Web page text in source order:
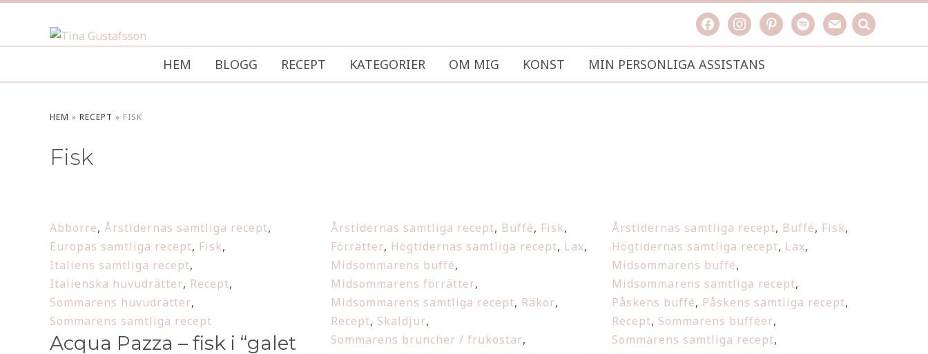
facebookinstagrampinterestspotifymail search
HEM BLOGG RECEPT KATEGORIER OM MIG KONST MIN PERSONLIGA ASSISTANS
HEM » RECEPT » FISK
Fisk
Abborre, Årstidernas samtliga recept,
Europas samtliga recept, Fisk,
Italiens samtliga recept,
Italienska huvudrätter, Recept,
Sommarens huvudrätter,
Sommarens samtliga recept
Acqua Pazza – fisk i “galet
Årstidernas samtliga recept, Buffé, Fisk,
Förrätter, Högtidernas samtliga recept, Lax,
Midsommarens buffé,
Midsommarens förrätter,
Midsommarens samtliga recept, Räkor,
Recept, Skaldjur,
Sommarens bruncher / frukostar,
Årstidernas samtliga recept, Buffé, Fisk,
Högtidernas samtliga recept, Lax,
Midsommarens buffé,
Midsommarens samtliga recept,
Påskens buffé, Påskens samtliga recept,
Recept, Sommarens bufféer,
Sommarens samtliga recept,